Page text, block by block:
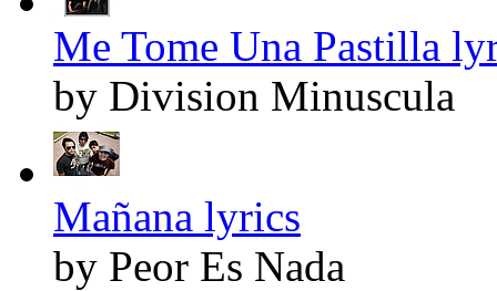
Me Tome Una Pastilla
by Division Minuscula
Mañana lyrics
by Peor Es Nada